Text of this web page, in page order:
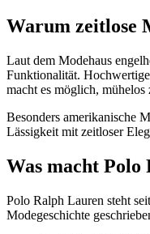
Warum zeitlose
Laut dem Modehaus
Funktionalität.
macht es möglich,
Besonders amerikanische
Lässigkeit mit zeitloser
Was macht Polo
Polo Ralph Lauren steht
Modegeschichte